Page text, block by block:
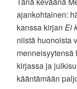
ajankohtainen:
kanssa kirjanEi
niistä huonoista
menneisyytensä
kirjassa ja
kääntämään